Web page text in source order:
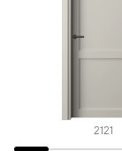
2121